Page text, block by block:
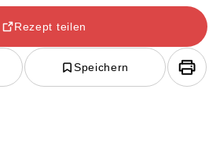
Rezept teilen
Speichern